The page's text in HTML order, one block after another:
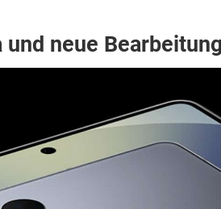
neue